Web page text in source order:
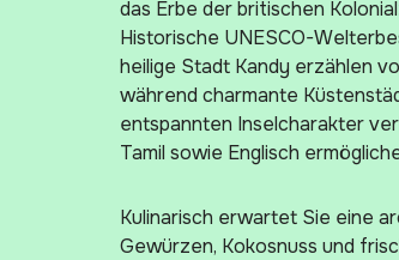
das Erbe der britischen
Historische UNESCO-
heilige Stadt Kandy erzählen
während charmante
entspannten Inselcharakter
Tamil sowie Englisch
Kulinarisch erwartet Sie eine
Gewürzen, Kokosnuss und